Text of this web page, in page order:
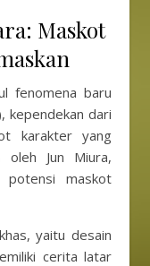
Maskot
fenomena baru
kependekan dari
karakter yang
oleh Jun Miura,
potensi maskot
yaitu desain
cerita latar